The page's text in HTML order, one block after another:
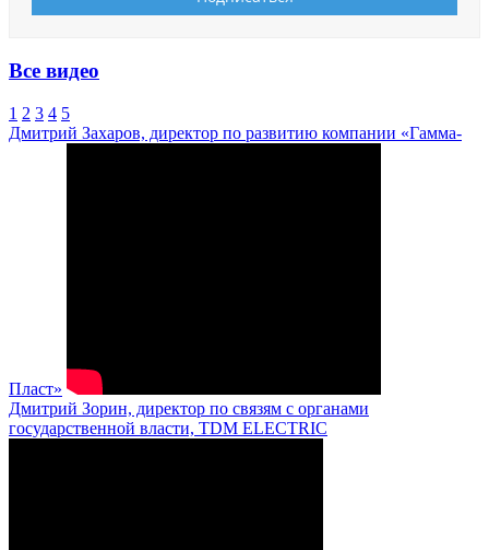
Все видео
1 2 3 4 5
Дмитрий Захаров, директор по развитию компании «Гамма-
Пласт»
Дмитрий Зорин, директор по связям с органами
государственной власти, TDM ELECTRIC